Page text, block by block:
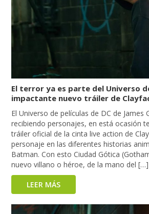
El terror ya es parte del Universo
impactante nuevo tráiler de
El Universo de películas de DC de James
recibiendo personajes, en está ocasión
tráiler oficial de la cinta live action de
personaje en las diferentes historias
Batman. Con esto Ciudad Gótica
nuevo villano o héroe, de la mano del […]
LEER MÁS